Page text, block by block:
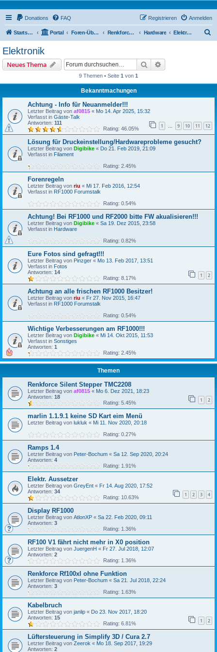
Donations FAQ Anmelden
Registrieren
Startseite Portal Foren-Übersicht Renkforce RF100 Forum Hardware Elektronik
Elektronik
Neues Thema Suche
9 Themen • Seite 1 von 1
Bekanntmachungen
Achtung - Info für Neuanmelder!!!
Letzter Beitrag von af0815 « Mo 14. Apr 2025, 15:32
Verfasst in Gäste-Talk
Antworten: 111 1 … 9 10 11 12
Rating: 46.05%
Lösung für Druckeinstellung/Hardwareprobleme gesucht?
Letzter Beitrag von Digibike « Do 21. Feb 2019, 21:09
Verfasst in Filament
Rating: 2.45%
Forenregeln
Letzter Beitrag von riu « Mi 17. Feb 2016, 12:54
Verfasst in RF1000 Forumstalk
Rating: 0.54%
Achtung! Bei RF1000 und RF2000 bitte FW akualisieren!!!
Letzter Beitrag von Digibike « Sa 19. Dez 2015, 23:58
Verfasst in Hardware
Rating: 0.82%
Eure Fotos sind gefragt!!!
Letzter Beitrag von Pinzger « Mo 13. Feb 2017, 13:51
Verfasst in Fotos
Antworten: 14 1 2
Rating: 8.17%
Achtung an alle frischen RF1000 Besitzer!
Letzter Beitrag von riu « Fr 27. Nov 2015, 16:47
Verfasst in RF1000 Forumstalk
Rating: 0.54%
Wichtige Verbesserungen am RF1000!!!
Letzter Beitrag von Digibike « Mi 14. Okt 2015, 11:53
Verfasst in Sonstiges
Antworten: 1
Rating: 2.45%
Themen
Renkforce Silent Stepper TMC2208
Letzter Beitrag von af0815 « Mo 6. Dez 2021, 18:23
Antworten: 18 1 2
Rating: 5.45%
marlin 1.1.9.1 keine SD Kart eim Menü
Letzter Beitrag von lukluk « Mi 11. Nov 2020, 20:18
Rating: 0.27%
Ramps 1.4
Letzter Beitrag von Peter-Bochum « Sa 12. Sep 2020, 20:24
Antworten: 4
Rating: 1.91%
Elektr. Aussetzer
Letzter Beitrag von GreyEnt « Fr 14. Aug 2020, 17:52
Antworten: 34 1 2 3 4
Rating: 10.63%
Display RF1000
Letzter Beitrag von AtlonXP « Sa 22. Feb 2020, 09:11
Antworten: 3
Rating: 1.36%
RF100 V1 fährt nicht mehr in X0 position
Letzter Beitrag von JuergenH « Fr 27. Jul 2018, 12:07
Antworten: 2
Rating: 1.36%
Renkforce Rf100xl ohne Funktion
Letzter Beitrag von Peter-Bochum « Sa 21. Jul 2018, 22:24
Antworten: 3
Rating: 1.63%
Kabelbruch
Letzter Beitrag von janlip « Do 23. Nov 2017, 18:20
Antworten: 15 1 2
Rating: 6.81%
Lüftersteuerung in Simplify 3D / Cura 2.7
Letzter Beitrag von Zeerok « Mo 18. Sep 2017, 19:29
Antworten: 2